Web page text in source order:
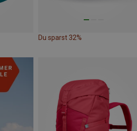
Du sparst 32%